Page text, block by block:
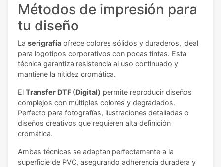
Métodos de impresión para
tu diseño
La serigrafía ofrece colores sólidos y duraderos, ideal
para logotipos corporativos con pocas tintas. Esta
técnica garantiza resistencia al uso continuado y
mantiene la nitidez cromática.
El Transfer DTF (Digital) permite reproducir diseños
complejos con múltiples colores y degradados.
Perfecto para fotografías, ilustraciones detalladas o
diseños creativos que requieren alta definición
cromática.
Ambas técnicas se adaptan perfectamente a la
superficie de PVC, asegurando adherencia duradera y